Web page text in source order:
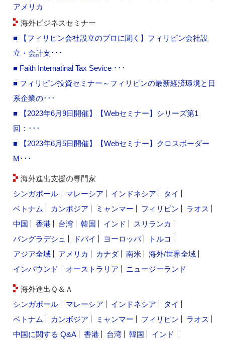
アメリカ
海外ビジネスセミナー
■ 【フィリピン会社設立のプロに聞く】フィリピン会社設
立・会計支･･･
■ Faith Internatinal Tax Sevice ･･･
■ フィリピン投資セミナー～フィリピンの最新経済環境と日
系企業の･･･
■ 【2023年6月9日開催】【Webセミナー】シリーズ第1
回：･･･
■ 【2023年6月5日開催】【Webセミナー】クロスボーダー
M･･･
海外進出支援の専門家
シンガポール
マレーシア インドネシア
タイ
ベトナム
カンボジア ミャンマー フィリピン
ラオス
中国
香港 台湾 韓国 インド
スリランカ
バングラデシュ
ドバイ ヨーロッパ
トルコ
アジア全域
アメリカ カナダ 南米
海外/世界全域
インバウンド
オーストラリア ニュージーランド
海外進出Ｑ＆Ａ
シンガポール
マレーシア インドネシア
タイ
ベトナム
カンボジア ミャンマー フィリピン
ラオス
中国に関する Q&A
香港 台湾 韓国 インド